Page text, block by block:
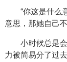
“你这是什么
意思，那她自己
小时候总是
力被简易分了过